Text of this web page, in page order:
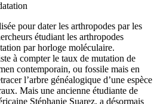
pour dater les arthropodes par les
étudiant les arthropodes
par horloge moléculaire.
à compter le taux de mutation de
contemporain, ou fossile mais en
l’arbre généalogique d’une espèce
Mais une ancienne étudiante de
Stéphanie Suarez, a désormais